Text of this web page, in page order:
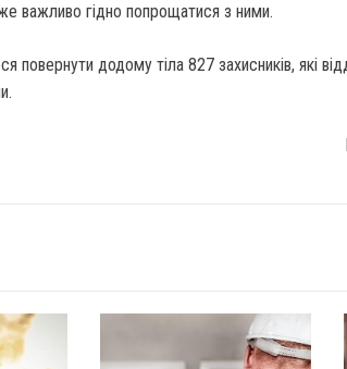
важливо гідно попрощатися з ними.
повернути додому тіла 827 захисників, які